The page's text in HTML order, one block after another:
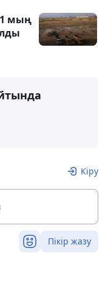
мың
Кіру
Пікір жазу